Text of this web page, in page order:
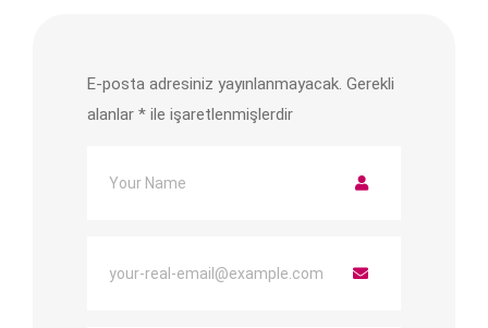
E-posta adresiniz yayınlanmayacak. Gerekli
alanlar * ile işaretlenmişlerdir